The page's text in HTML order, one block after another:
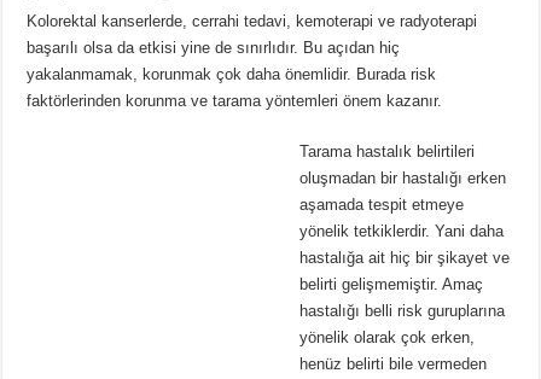
Kolorektal kanserlerde, cerrahi tedavi, kemoterapi ve radyoterapi
başarılı olsa da etkisi yine de sınırlıdır. Bu açıdan hiç
yakalanmamak, korunmak çok daha önemlidir. Burada risk
faktörlerinden korunma ve tarama yöntemleri önem kazanır.
Tarama hastalık belirtileri
oluşmadan bir hastalığı erken
aşamada tespit etmeye
yönelik tetkiklerdir. Yani daha
hastalığa ait hiç bir şikayet ve
belirti gelişmemiştir. Amaç
hastalığı belli risk guruplarına
yönelik olarak çok erken,
henüz belirti bile vermeden